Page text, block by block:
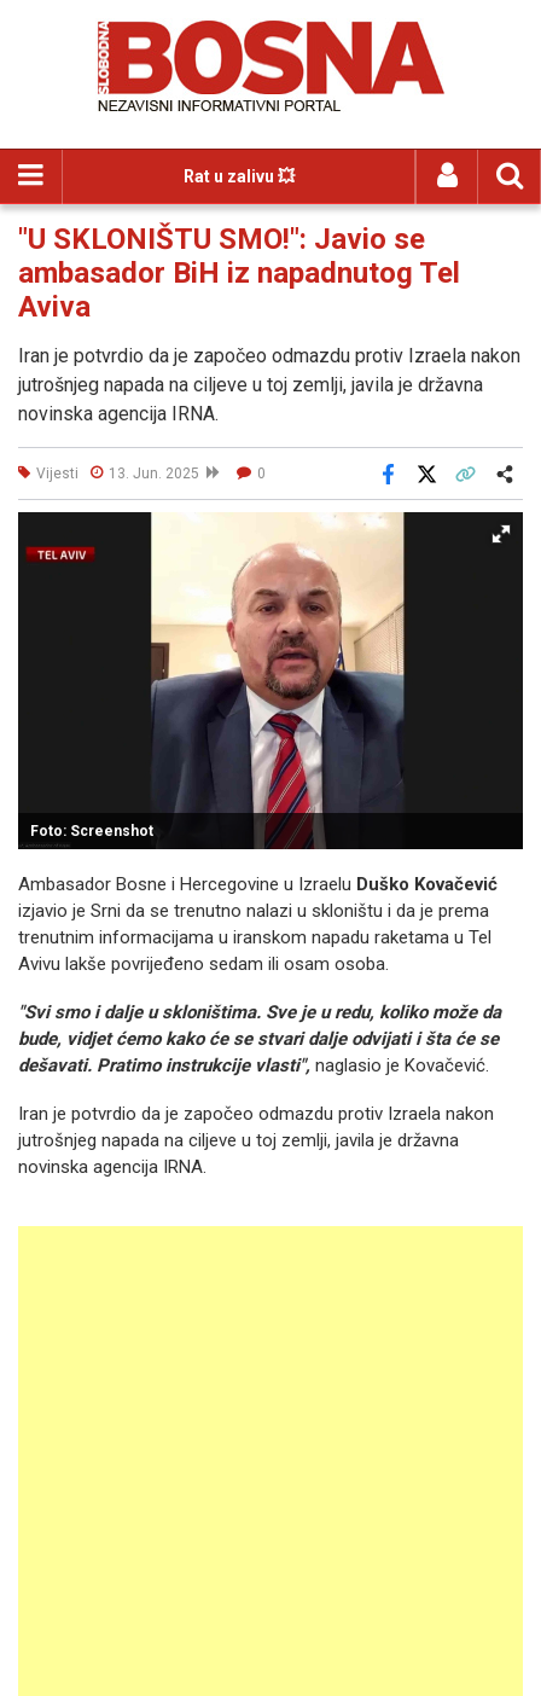
Rat u zalivu 💥
"U SKLONIŠTU SMO!": Javio se
ambasador BiH iz napadnutog Tel
Aviva
Iran je potvrdio da je započeo odmazdu protiv Izraela nakon
jutrošnjeg napada na ciljeve u toj zemlji, javila je državna
novinska agencija IRNA.
Vijesti 13. Jun. 2025 0
Facebook
Foto: Screenshot
Ambasador Bosne i Hercegovine u Izraelu Duško Kovačević
izjavio je Srni da se trenutno nalazi u skloništu i da je prema
trenutnim informacijama u iranskom napadu raketama u Tel
Avivu lakše povrijeđeno sedam ili osam osoba.
"Svi smo i dalje u skloništima. Sve je u redu, koliko može da
bude, vidjet ćemo kako će se stvari dalje odvijati i šta će se
dešavati. Pratimo instrukcije vlasti", naglasio je Kovačević.
Iran je potvrdio da je započeo odmazdu protiv Izraela nakon
jutrošnjeg napada na ciljeve u toj zemlji, javila je državna
novinska agencija IRNA.